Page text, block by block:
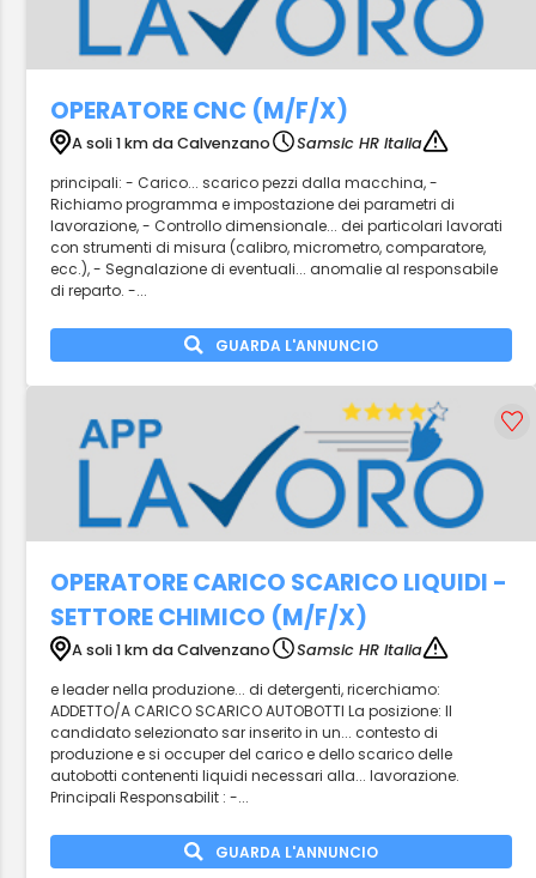
OPERATORE CNC (M/F/X)
A soli 1 km da Calvenzano
Samsic HR Italia
principali: - Carico... scarico pezzi dalla macchina, -
Richiamo programma e impostazione dei parametri di
lavorazione, - Controllo dimensionale... dei particolari lavorati
con strumenti di misura (calibro, micrometro, comparatore,
ecc.), - Segnalazione di eventuali... anomalie al responsabile
di reparto. -...
GUARDA L'ANNUNCIO
OPERATORE CARICO SCARICO LIQUIDI -
SETTORE CHIMICO (M/F/X)
A soli 1 km da Calvenzano
Samsic HR Italia
e leader nella produzione... di detergenti, ricerchiamo:
ADDETTO/A CARICO SCARICO AUTOBOTTI La posizione: Il
candidato selezionato sar inserito in un... contesto di
produzione e si occuper del carico e dello scarico delle
autobotti contenenti liquidi necessari alla... lavorazione.
Principali Responsabilit : -...
GUARDA L'ANNUNCIO